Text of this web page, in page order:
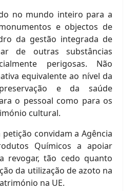
no mundo inteiro para a
e objectos de
da gestão integrada de
de outras substâncias
perigosas. Não
equivalente ao nível da
e da saúde
o pessoal como para os
cultural.
convidam a Agência
Químicos a apoiar
revogar, tão cedo quanto
da utilização de azoto na
na UE.